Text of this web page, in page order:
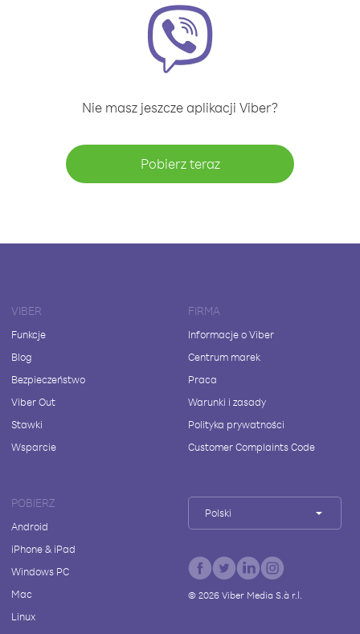
Nie masz jeszcze aplikacji Viber?
Pobierz teraz
VIBER
Funkcje
Blog
Bezpieczeństwo
Viber Out
Stawki
Wsparcie
FIRMA
Informacje o Viber
Centrum marek
Praca
Warunki i zasady
Polityka prywatności
Customer Complaints Code
POBIERZ
Android
iPhone & iPad
Windows PC
Mac
Linux
Polski
© 2026Viber Media S.à r.l.